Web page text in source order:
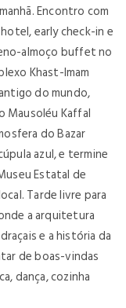
Encontro com
early check-in e
almoço buffet no
Khast-Imam
do mundo,
Mausoléu Kaffal
do Bazar
azul, e termine
Estatal de
Tarde livre para
a arquitetura
e a história da
de boas-vindas
dança, cozinha